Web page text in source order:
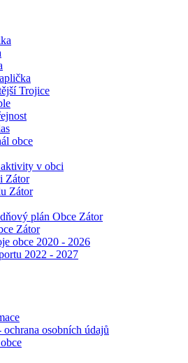
Trojice
obce
v obci
Zátor
Zátor
plán Obce Zátor
Zátor
obce 2020 - 2026
2022 - 2027
osobních údajů